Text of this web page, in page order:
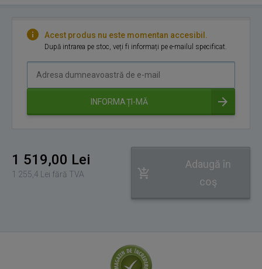
Acest produs nu este momentan accesibil.
După intrarea pe stoc, veți fi informați pe e-mailul specificat.
INFORMAȚI-MĂ
1 519,00 Lei
1 255,4 Lei fără TVA
Adaugă în
coş